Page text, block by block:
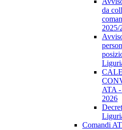
da
2025/
ATA
2026
Comandi